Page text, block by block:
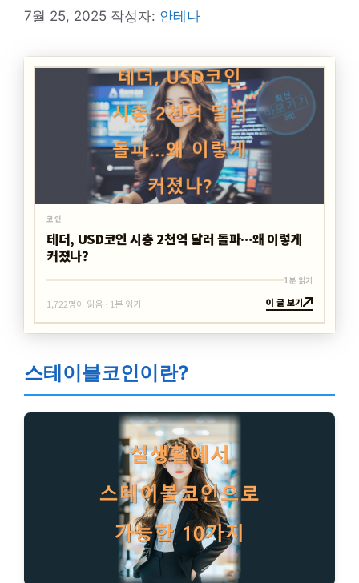
7월 25, 2025 작성자: 안테나
최신
바로가기
코인
코인
테더, USD코인 시총 2천억 달러 돌파…왜 이렇게
커졌나?
1분 읽기
1,722명이 읽음 · 1분 읽기 이 글 보기
스테이블코인이란?